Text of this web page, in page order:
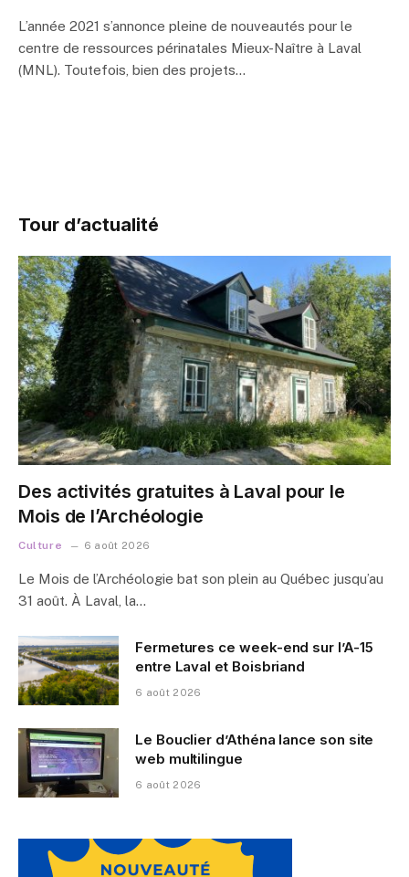
L’année 2021 s’annonce pleine de nouveautés pour le
centre de ressources périnatales Mieux-Naître à Laval
(MNL). Toutefois, bien des projets…
Tour d’actualité
Des activités gratuites à Laval pour le
Mois de l’Archéologie
Culture 6 août 2026
Le Mois de l’Archéologie bat son plein au Québec jusqu’au
31 août. À Laval, la…
Fermetures ce week-end sur l’A-15
entre Laval et Boisbriand
6 août 2026
Le Bouclier d’Athéna lance son site
web multilingue
6 août 2026